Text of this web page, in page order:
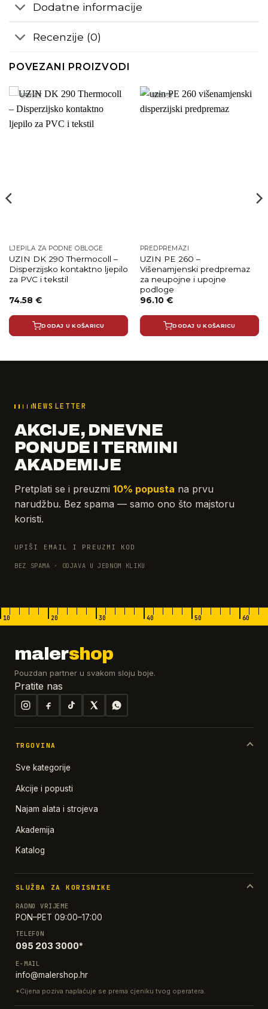
Dodatne informacije
Recenzije (0)
POVEZANI PROIZVODI
LJEPILA ZA PODNE OBLOGE
UZIN DK 290 Thermocoll –
Disperzijsko kontaktno ljepilo
za PVC i tekstil
74.58 €
DODAJ U KOŠARICU
PREDPREMAZI
UZIN PE 260 –
Višenamjenski predpremaz
za neupojne i upojne
podloge
96.10 €
DODAJ U KOŠARICU
NEWSLETTER
AKCIJE, DNEVNE
PONUDE I TERMINI
AKADEMIJE
Pretplati se i preuzmi 10% popusta na prvu
narudžbu. Bez spama — samo ono što majstoru
koristi.
UPIŠI EMAIL I PREUZMI KOD
BEZ SPAMA · ODJAVA U JEDNOM KLIKU
10 20 30 40 50 60
malershop
Pouzdan partner u svakom sloju boje.
Pratite nas
TRGOVINA
Sve kategorije
Akcije i popusti
Najam alata i strojeva
Akademija
Katalog
SLUŽBA ZA KORISNIKE
RADNO VRIJEME
PON–PET 09:00–17:00
TELEFON
095 203 3000*
E-MAIL
info@malershop.hr
*Cijena poziva naplaćuje se prema cjeniku tvog operatera.